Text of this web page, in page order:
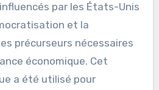
par les États-Unis
et la
précurseurs nécessaires
économique. Cet
a été utilisé pour